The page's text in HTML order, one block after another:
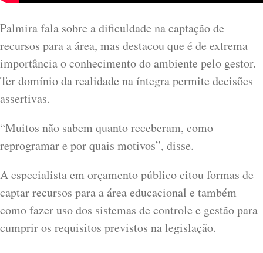
Palmira fala sobre a dificuldade na captação de
recursos para a área, mas destacou que é de extrema
importância o conhecimento do ambiente pelo gestor.
Ter domínio da realidade na íntegra permite decisões
assertivas.
“Muitos não sabem quanto receberam, como
reprogramar e por quais motivos”, disse.
A especialista em orçamento público citou formas de
captar recursos para a área educacional e também
como fazer uso dos sistemas de controle e gestão para
cumprir os requisitos previstos na legislação.